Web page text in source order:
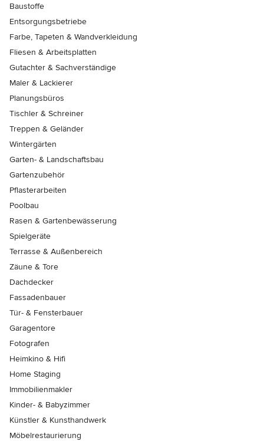
Baustoffe
Entsorgungsbetriebe
Farbe, Tapeten & Wandverkleidung
Fliesen & Arbeitsplatten
Gutachter & Sachverständige
Maler & Lackierer
Planungsbüros
Tischler & Schreiner
Treppen & Geländer
Wintergärten
Garten- & Landschaftsbau
Gartenzubehör
Pflasterarbeiten
Poolbau
Rasen & Gartenbewässerung
Spielgeräte
Terrasse & Außenbereich
Zäune & Tore
Dachdecker
Fassadenbauer
Tür- & Fensterbauer
Garagentore
Fotografen
Heimkino & Hifi
Home Staging
Immobilienmakler
Kinder- & Babyzimmer
Künstler & Kunsthandwerk
Möbelrestaurierung